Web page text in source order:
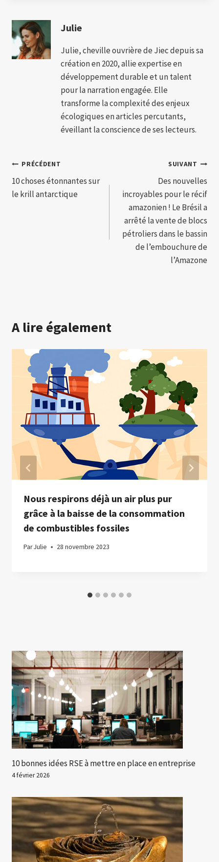
Julie
Julie, cheville ouvrière de Jiec depuis sa
création en 2020, allie expertise en
développement durable et un talent
pour la narration engagée. Elle
transforme la complexité des enjeux
écologiques en articles percutants,
éveillant la conscience de ses lecteurs.
Navigation
de
PRÉCÉDENT
10 choses étonnantes sur
le krill antarctique
SUIVANT
Des nouvelles
incroyables pour le récif
amazonien ! Le Brésil a
arrêté la vente de blocs
pétroliers dans le bassin
de l’embouchure de
l’Amazone
A lire également
Nous respirons déjà un air plus pur
grâce à la baisse de la consommation
de combustibles fossiles
ParJulie 28 novembre 2023
10 bonnes idées RSE à mettre en place en entreprise
4 février 2026